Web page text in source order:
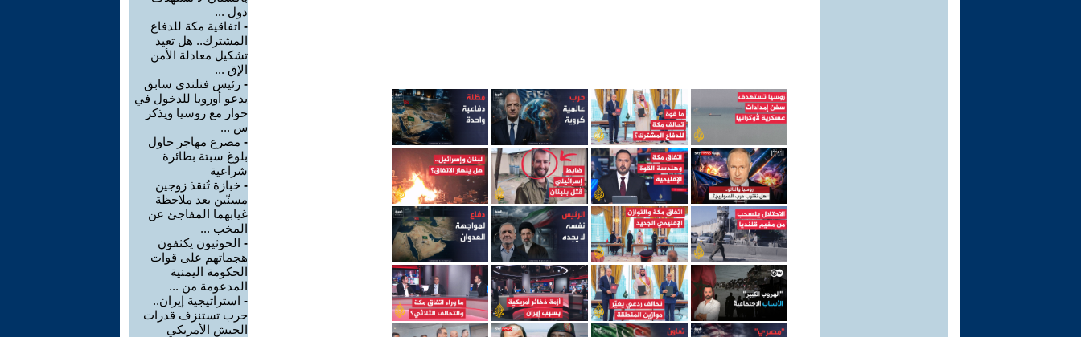
دول ...
- اتفاقية مكة للدفاع
المشترك.. هل تعيد
تشكيل معادلة الأمن
الإق ...
- رئيس فنلندي سابق
يدعو أوروبا للدخول في
حوار مع روسيا ويذكر
س ...
- مصرع مهاجر حاول
بلوغ سبتة بطائرة
شراعية
- خبازة تُنقذ زوجين
مسنّين بعد ملاحظة
غيابهما المفاجئ عن
المخب ...
- الحوثيون يكثفون
هجماتهم على قوات
الحكومة اليمنية
المدعومة من ...
- استراتيجية إيران..
حرب تستنزف قدرات
الجيش الأمريكي